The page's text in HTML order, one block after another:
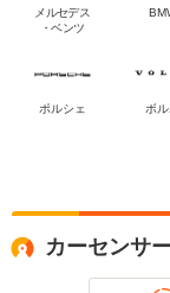
メルセデス
・ベンツ
ポルシェ ボ
カーセンサ